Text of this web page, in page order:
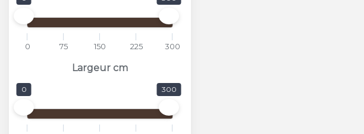
AREA CERAMICHE
AREZIA
ARGENTA
ARIOSTEA
ARPA
ARTISTICA DUE
0 75 150 225 300
Largeur cm
0 300